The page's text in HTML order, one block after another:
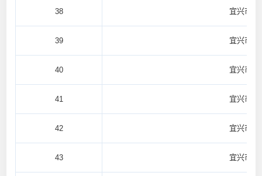
38 宜兴市杨
39 宜兴市新
40 宜兴市新
41 宜兴市新
42 宜兴市和
43 宜兴市和